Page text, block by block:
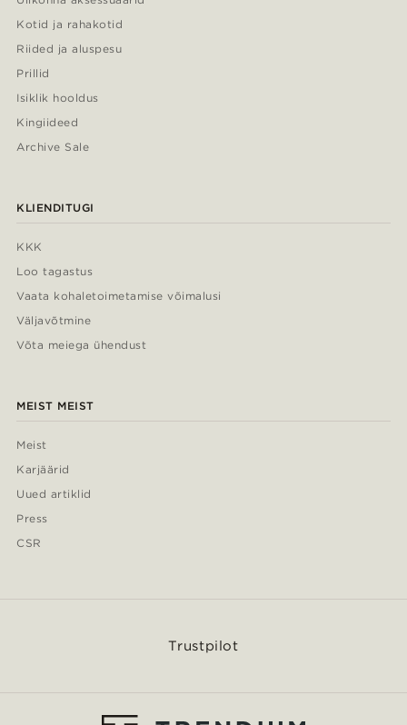
Kotid ja rahakotid
Riided ja aluspesu
Prillid
Isiklik hooldus
Kingiideed
Archive Sale
KLIENDITUGI
KKK
Loo tagastus
Vaata kohaletoimetamise võimalusi
Väljavõtmine
Võta meiega ühendust
MEIST MEIST
Meist
Karjäärid
Uued artiklid
Press
CSR
Trustpilot